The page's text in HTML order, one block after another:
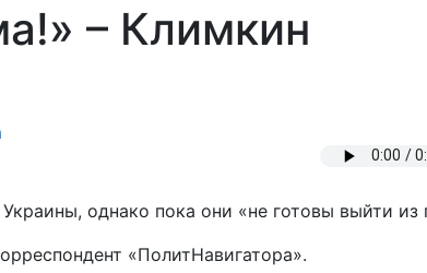
– Климкин
однако пока они «не готовы выйти из
«ПолитНавигатора».